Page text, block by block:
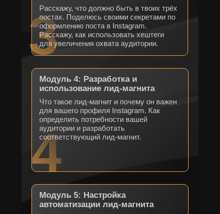
Модуль 5: Настройка
автоматизации лид-магнита
4
Что такое лид-магнит и почему он важен
для вашего профиля Instagram. Как
определить потребности вашей
аудитории и разработать
соответствующий лид-магнит.
Модуль 4: Разработка и
использование лид-магнита
3
Расскажу, что должно быть в твоих трёх
постах. Поделюсь своими секретами по
оформлению поста в Instagram.
Расскажу, как использовать хештеги
для увеличения охвата аудитории.